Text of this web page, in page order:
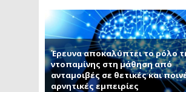
Έρευνα αποκαλύπτει το ρόλο
ντοπαμίνης στη μάθηση από
ανταμοιβές σε θετικές και
αρνητικές εμπειρίες